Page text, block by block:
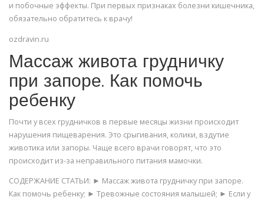
и побочные эффекты. При первых признаках болезни кишечника,
обязательно обратитесь к врачу!
ozdravin.ru
Массаж живота грудничку
при запоре. Как помочь
ребенку
Почти у всех грудничков в первые месяцы жизни происходит
нарушения пищеварения. Это срыгивания, колики, вздутие
животика или запоры. Чаще всего врачи говорят, что это
происходит из-за неправильного питания мамочки.
СОДЕРЖАНИЕ СТАТЬИ: ► Массаж живота грудничку при запоре.
Как помочь ребенку; ► Тревожные состояния малышей; ► Если у